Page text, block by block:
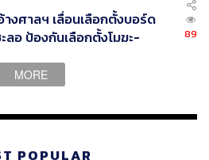
งศาลฯ เลื่อนเลือกตั้งบอร์ด
ลอ ป้องกันเลือกตั้งโมฆะ-
89
MORE
POPULAR